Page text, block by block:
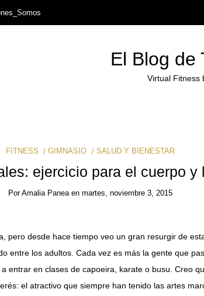
El Blog de
Virtual Fitness
FITNESS GIMNASIO SALUD Y BIENESTAR
ejercicio para el cuerpo y
PorAmalia Panea en martes, noviembre 3, 2015
pero desde hace tiempo veo un gran resurgir de
entre los adultos. Cada vez es más la gente que
entrar en clases de capoeira, karate o busu. Creo
el atractivo que siempre han tenido las artes